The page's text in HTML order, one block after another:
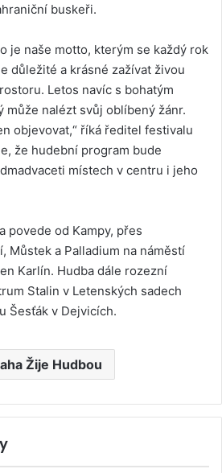
buskeři.
je naše motto, kterým se každý rok
důležité a krásné zažívat živou
Letos navíc s bohatým
může nalézt svůj oblíbený žánr.
objevovat,“ říká ředitel festivalu
že hudební program bude
místech v centru i jeho
povede od Kampy, přes
Můstek a Palladium na náměstí
Karlín. Hudba dále rozezní
Stalin v Letenských sadech
Šesťák v Dejvicích.
Žije Hudbou